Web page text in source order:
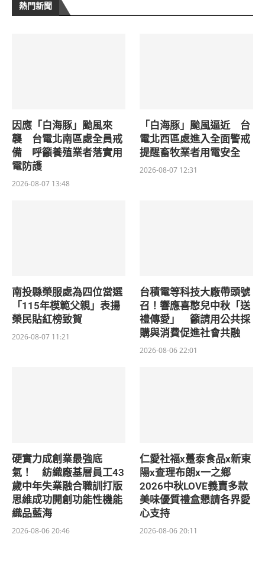
熱門新聞
因應「白海豚」颱風來
襲 台電北南區處全員戒
備 呼籲養殖業者落實用
電防護
2026-08-07 13:48
「白海豚」颱風逼近 台
電北西區處進入全面警戒
提醒畜牧業者用電安全
2026-08-07 12:31
南投縣榮服處為四位當選
「115年模範父親」表揚
榮民貼紅榜致賀
2026-08-07 11:21
台積電等科技大廠帶頭號
召！響應喜憨兒中秋「送
禮傳愛」 籲請用公共採
購與消費促進社會共融
2026-08-06 22:01
硬實力成創業最強底
氣！ 紡織廠基層員工43
歲中年失業融合職訓打版
思維成功開創功能性機能
織品藍海
2026-08-06 20:46
仁愛社福x躉泰食品x新東
陽x查理布朗x一之鄉
2026中秋LOVE義賣多款
美味優質禮盒懇請各界愛
心支持
2026-08-06 20:11